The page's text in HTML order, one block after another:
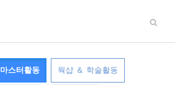
마스터활동 웍샵 ＆ 학술활동